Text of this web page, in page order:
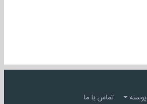
پوسته تماس با ما